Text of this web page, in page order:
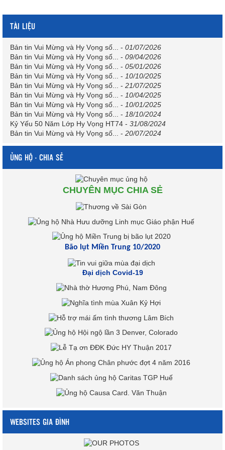
TÀI LIỆU
Bản tin Vui Mừng và Hy Vọng số... - 01/07/2026
Bản tin Vui Mừng và Hy Vọng số...
- 09/04/2026
Bản tin Vui Mừng và Hy Vọng số...
- 05/01/2026
Bản tin Vui Mừng và Hy Vọng số...
- 10/10/2025
Bản tin Vui Mừng và Hy Vọng số...
- 21/07/2025
Bản tin Vui Mừng và Hy Vọng số...
- 10/04/2025
Bản tin Vui Mừng và Hy Vọng số...
- 10/01/2025
Bản tin Vui Mừng và Hy Vọng số...
- 18/10/2024
Kỷ Yếu 50 Năm Lớp Hy Vọng HT74 - 31/08/2024
Bản tin Vui Mừng và Hy Vọng số...
- 20/07/2024
ỦNG HỘ - CHIA SẺ
CHUYÊN MỤC CHIA SẺ
Bão lụt Miền Trung 10/2020
Đại dịch Covid-19
WEBSITES GIA ĐÌNH